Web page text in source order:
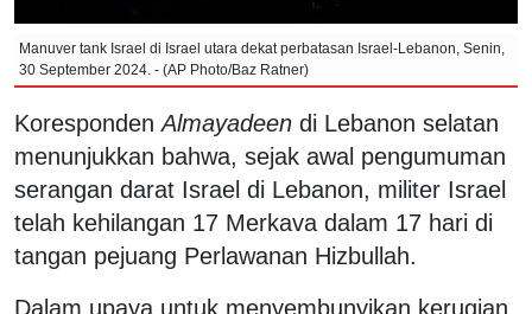
Manuver tank Israel di Israel utara dekat perbatasan Israel-Lebanon, Senin,
30 September 2024. - (AP Photo/Baz Ratner)
KorespondenAlmayadeen di Lebanon selatan
menunjukkan bahwa, sejak awal pengumuman
serangan darat Israel di Lebanon, militer Israel
telah kehilangan 17 Merkava dalam 17 hari di
tangan pejuang Perlawanan Hizbullah.
Dalam upaya untuk menyembunyikan kerugian